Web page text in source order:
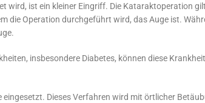
ist ein kleiner Eingriff. Die Kataraktoperation
die Operation durchgeführt wird, das Auge ist.
insbesondere Diabetes, können diese
Dieses Verfahren wird mit örtlicher